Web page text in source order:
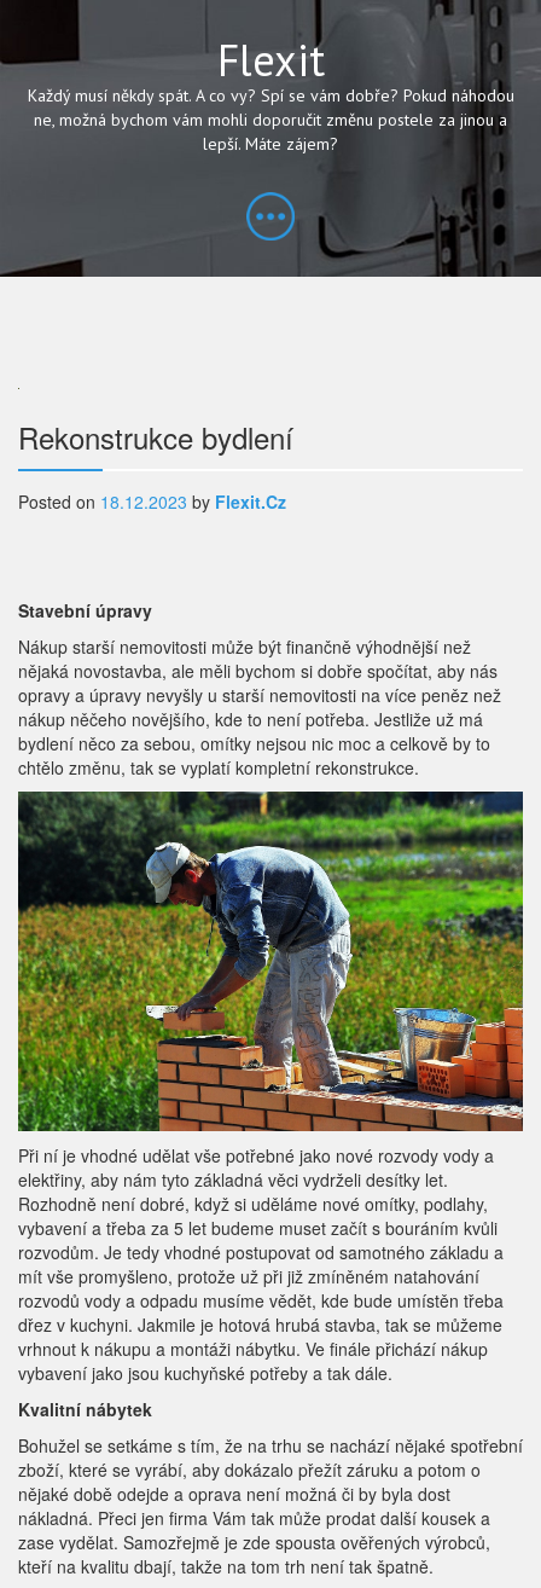
Flexit
Každý musí někdy spát. A co vy? Spí se vám dobře? Pokud náhodou
ne, možná bychom vám mohli doporučit změnu postele za jinou a
lepší. Máte zájem?
Rekonstrukce bydlení
Posted on 18.12.2023 by Flexit.cz
Stavební úpravy
Nákup starší nemovitosti může být finančně výhodnější než
nějaká novostavba, ale měli bychom si dobře spočítat, aby nás
opravy a úpravy nevyšly u starší nemovitosti na více peněz než
nákup něčeho novějšího, kde to není potřeba. Jestliže už má
bydlení něco za sebou, omítky nejsou nic moc a celkově by to
chtělo změnu, tak se vyplatí kompletní rekonstrukce.
Při ní je vhodné udělat vše potřebné jako nové rozvody vody a
elektřiny, aby nám tyto základná věci vydrželi desítky let.
Rozhodně není dobré, když si uděláme nové omítky, podlahy,
vybavení a třeba za 5 let budeme muset začít s bouráním kvůli
rozvodům. Je tedy vhodné postupovat od samotného základu a
mít vše promyšleno, protože už při již zmíněném natahování
rozvodů vody a odpadu musíme vědět, kde bude umístěn třeba
dřez v kuchyni. Jakmile je hotová hrubá stavba, tak se můžeme
vrhnout k nákupu a montáži nábytku. Ve finále přichází nákup
vybavení jako jsou kuchyňské potřeby a tak dále.
Kvalitní nábytek
Bohužel se setkáme s tím, že na trhu se nachází nějaké spotřební
zboží, které se vyrábí, aby dokázalo přežít záruku a potom o
nějaké době odejde a oprava není možná či by byla dost
nákladná. Přeci jen firma Vám tak může prodat další kousek a
zase vydělat. Samozřejmě je zde spousta ověřených výrobců,
kteří na kvalitu dbají, takže na tom trh není tak špatně.
Navigace
pro
příspěvek